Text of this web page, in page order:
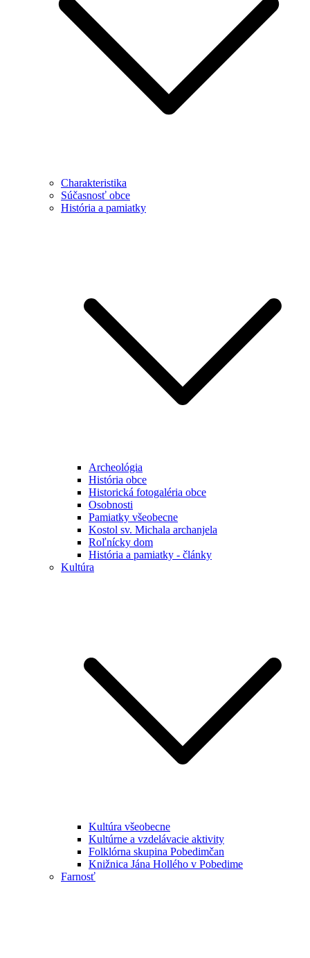
Charakteristika
Súčasnosť obce
História a pamiatky
Archeológia
História obce
Historická fotogaléria obce
Osobnosti
Pamiatky všeobecne
Kostol sv. Michala archanjela
Roľnícky dom
História a pamiatky - články
Kultúra
Kultúra všeobecne
Kultúrne a vzdelávacie aktivity
Folklórna skupina Pobedimčan
Knižnica Jána Hollého v Pobedime
Farnosť